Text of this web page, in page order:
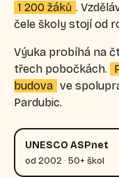
1 200 žáků .
čele školy stojí od
Výuka probíhá na
třech pobočkách.
budova ve
Pardubic.
UNESCO ASPnet
od 2002 · 50+ škol